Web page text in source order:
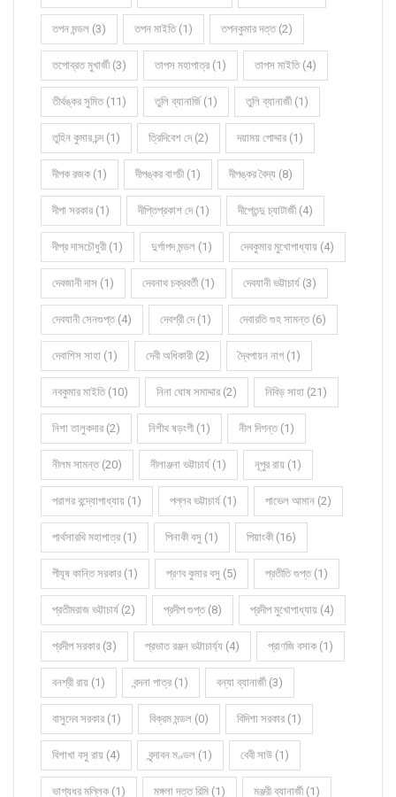
তপন মন্ডল (3) তপন মাইতি (1) তপনকুমার দত্ত (2)
তপোব্রত মুখার্জী (3) তাপস মহাপাত্র (1) তাপস মাইতি (4)
তীর্থঙ্কর সুমিত (11) তুলি ব্যানার্জি (1) তুলি ব্যানার্জী (1)
তুহিন কুমার চন্দ (1) ত্রিদিবেশ দে (2) দয়াময় পোদ্দার (1)
দীপক রজক (1) দীপঙ্কর বাগচী (1) দীপঙ্কর বৈদ্য (8)
দীপা সরকার (1) দীপ্তিপ্রকাশ দে (1) দীপ্তেন্দু চ্যাটার্জী (4)
দীপ্র দাসচৌধুরী (1) দুর্গাপদ মন্ডল (1) দেবকুমার মুখোপাধ্যায় (4)
দেবজানী দাস (1) দেবনাথ চক্রবর্তী (1) দেবযানী ভট্টাচার্য (3)
দেবযানী সেনগুপ্ত (4) দেবশ্রী দে (1) দেবারতি গুহ সামন্ত (6)
দেবাশিস সাহা (1) দেবী অধিকারী (2) দ্বৈপায়ন নাগ (1)
নবকুমার মাইতি (10) নিনা ঘোষ সমাদ্দার (2) নিবিড় সাহা (21)
নিশা তালুকদার (2) নিশীথ ষড়ংগী (1) নীল দিগন্ত (1)
নীলম সামন্ত (20) নীলাঞ্জনা ভট্টাচার্য (1) নূপুর রায় (1)
পরাশর বন্দ্যোপাধ্যায় (1) পল্লব ভট্টাচার্য (1) পাভেল আমান (2)
পার্থসারথি মহাপাত্র (1) পিনাকী বসু (1) পিয়াংকী (16)
পীযূষ কান্তি সরকার (1) প্রণব কুমার বসু (5) প্রতীতি গুপ্ত (1)
প্রতীমরাজ ভট্টাচার্য (2) প্রদীপ গুপ্ত (8) প্রদীপ মুখোপাধ্যায় (4)
প্রদীপ সরকার (3) প্রভাত রঞ্জন ভট্টাচার্য্য (4) প্রাণজি বসাক (1)
বনশ্রী রায় (1) বন্দনা পাত্র (1) বন্যা ব্যানার্জী (3)
বাসুদেব সরকার (1) বিক্রম মন্ডল (0) বিদিশা সরকার (1)
বিশাখা বসু রায় (4) বৃন্দাবন মণ্ডল (1) বেবী সাউ (1)
ভাগ্যধর মল্লিক (1) মঙ্গলা দত্ত রিমি (1) মঞ্জরী ব্যানার্জী (1)